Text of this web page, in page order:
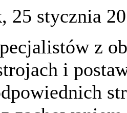
25 stycznia
z
i